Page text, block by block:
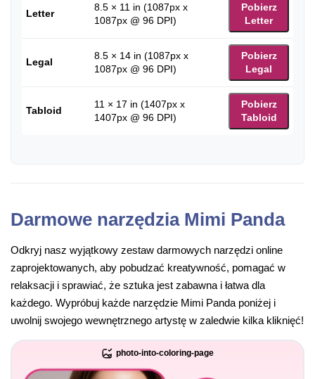
Letter
8.5 × 11 in (1087px x
1087px @ 96 DPI)
Pobierz
Letter
Legal
8.5 × 14 in (1087px x
1087px @ 96 DPI)
Pobierz
Legal
Tabloid
11 × 17 in (1407px x
1407px @ 96 DPI)
Pobierz
Tabloid
Darmowe narzędzia Mimi Panda
Odkryj nasz wyjątkowy zestaw darmowych narzędzi online
zaprojektowanych, aby pobudzać kreatywność, pomagać w
relaksacji i sprawiać, że sztuka jest zabawna i łatwa dla
każdego. Wypróbuj każde narzędzie Mimi Panda poniżej i
uwolnij swojego wewnętrznego artystę w zaledwie kilka kliknięć!
photo-into-coloring-page